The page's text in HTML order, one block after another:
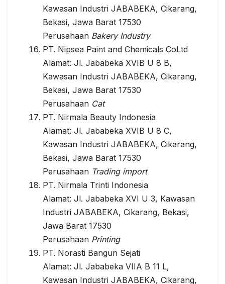
Kawasan Industri JABABEKA, Cikarang,
Bekasi, Jawa Barat 17530
Perusahaan Bakery Industry
PT. Nipsea Paint and Chemicals CoLtd
Alamat: Jl. Jababeka XVIB U 8 B,
Kawasan Industri JABABEKA, Cikarang,
Bekasi, Jawa Barat 17530
Perusahaan Cat
PT. Nirmala Beauty Indonesia
Alamat: Jl. Jababeka XVIB U 8 C,
Kawasan Industri JABABEKA, Cikarang,
Bekasi, Jawa Barat 17530
Perusahaan Trading import
PT. Nirmala Trinti Indonesia
Alamat: Jl. Jababeka XVI U 3, Kawasan
Industri JABABEKA, Cikarang, Bekasi,
Jawa Barat 17530
Perusahaan Printing
PT. Norasti Bangun Sejati
Alamat: Jl. Jababeka VIIA B 11 L,
Kawasan Industri JABABEKA, Cikarang,